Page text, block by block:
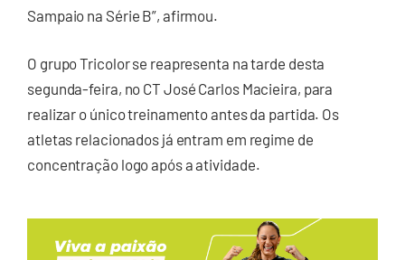
Sampaio na Série B”, afirmou.
O grupo Tricolor se reapresenta na tarde desta
segunda-feira, no CT José Carlos Macieira, para
realizar o único treinamento antes da partida. Os
atletas relacionados já entram em regime de
concentração logo após a atividade.